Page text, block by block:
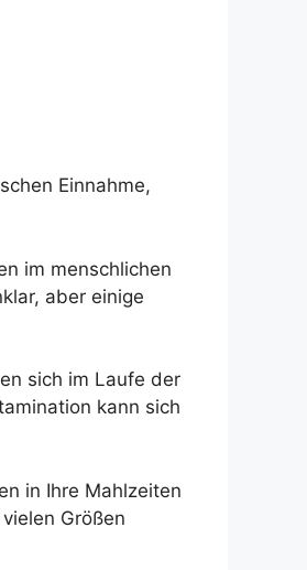
Einnahme,
im menschlichen
aber einige
sich im Laufe der
kann sich
in Ihre Mahlzeiten
Größen